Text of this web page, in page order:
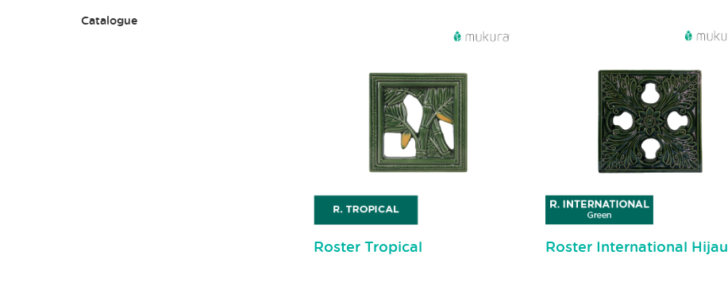
Catalogue
Roster Tropical Roster International Hijau